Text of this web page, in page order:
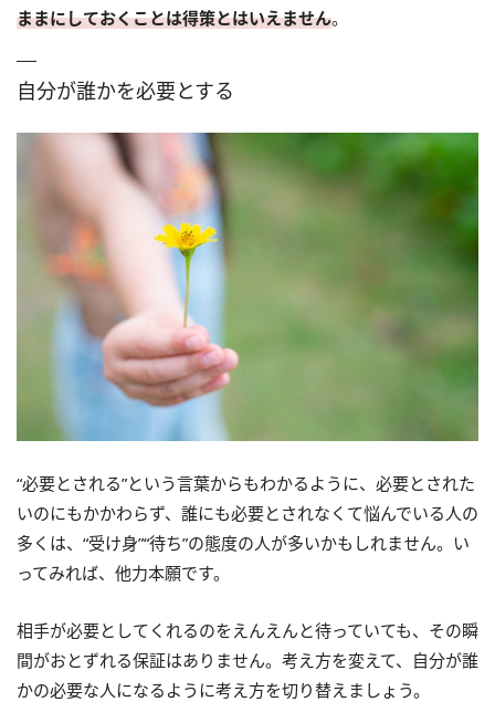
ままにしておくことは得策とはいえません。
自分が誰かを必要とする
“必要とされる”という言葉からもわかるように、必要とされた
いのにもかかわらず、誰にも必要とされなくて悩んでいる人の
多くは、“受け身”“待ち”の態度の人が多いかもしれません。い
ってみれば、他力本願です。
相手が必要としてくれるのをえんえんと待っていても、その瞬
間がおとずれる保証はありません。考え方を変えて、自分が誰
かの必要な人になるように考え方を切り替えましょう。